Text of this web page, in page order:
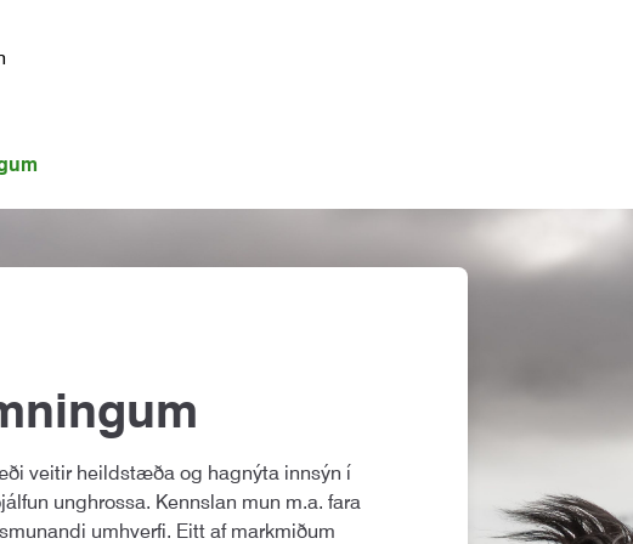
veitir heildstæða og hagnýta innsýn í
unghrossa. Kennslan mun m.a. fara
umhverfi. Eitt af markmiðum